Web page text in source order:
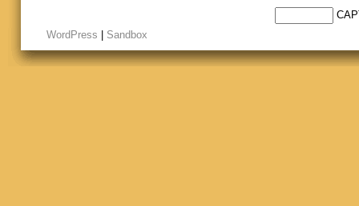
WordPress Sandbox